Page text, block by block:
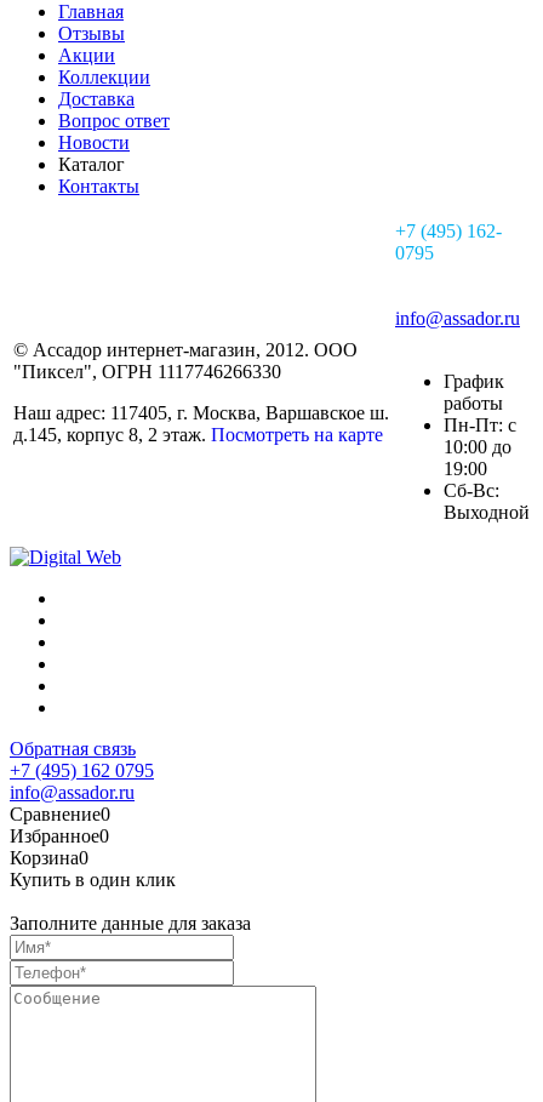
Главная
Отзывы
Акции
Коллекции
Доставка
Вопрос ответ
Новости
Каталог
Контакты
© Ассадор интернет-магазин, 2012. ООО
"Пиксел", ОГРН 1117746266330
Наш адрес: 117405, г. Москва, Варшавское ш.
д.145, корпус 8, 2 этаж. Посмотреть на карте
+7 (495) 162-
0795
info@assador.ru
График
работы
Пн-Пт: с
10:00 до
19:00
Сб-Вс:
Выходной
Обратная связь
+7 (495) 162 0795
info@assador.ru
Сравнение0
Избранное0
Корзина0
Купить в один клик
Заполните данные для заказа